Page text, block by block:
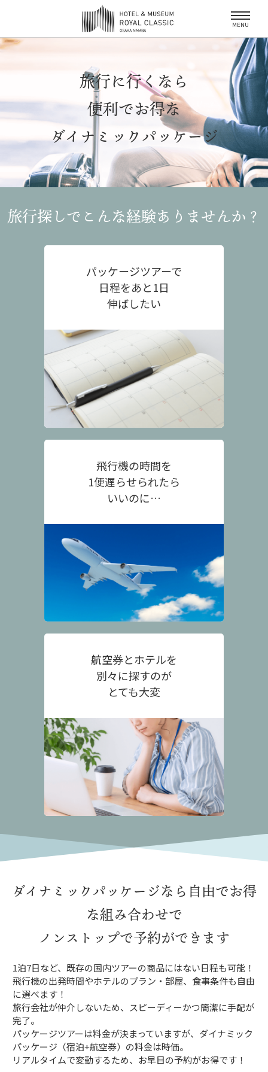
MENU
旅行に行くなら
便利でお得な
ダイナミックパッケージ
旅行探しでこんな経験ありませんか？
パッケージツアーで
日程をあと1日
伸ばしたい
飛行機の時間を
1便遅らせられたら
いいのに…
航空券とホテルを
別々に探すのが
とても大変
ダイナミックパッケージなら 自由でお得
な組み合わせで
ノンストップで予約ができます
1泊7日など、既存の国内ツアーの商品にはない日程も可能！
飛行機の出発時間やホテルのプラン・部屋、食事条件も自由
に選べます！
旅行会社が仲介しないため、スピーディーかつ簡潔に手配が
完了。
パッケージツアーは料金が決まっていますが、ダイナミック
パッケージ（宿泊+航空券）の料金は時価。
リアルタイムで変動するため、お早目の予約がお得です！